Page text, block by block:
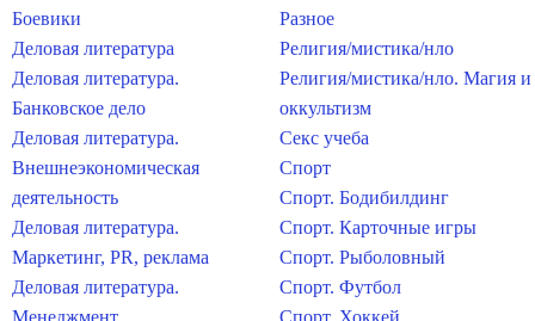
Боевики
Деловая литература
Деловая литература.
Банковское дело
Деловая литература.
Внешнеэкономическая
деятельность
Деловая литература.
Маркетинг, PR, реклама
Деловая литература.
Менеджмент
Разное
Религия/мистика/нло
Религия/мистика/нло. Магия и
оккультизм
Секс учеба
Спорт
Спорт. Бодибилдинг
Спорт. Карточные игры
Спорт. Рыболовный
Спорт. Футбол
Спорт. Хоккей